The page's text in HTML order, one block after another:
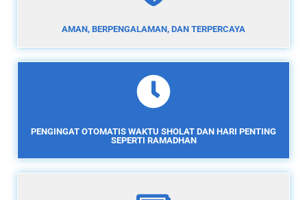
AMAN, BERPENGALAMAN, DAN TERPERCAYA
PENGINGAT OTOMATIS WAKTU SHOLAT DAN HARI PENTING
SEPERTI RAMADHAN